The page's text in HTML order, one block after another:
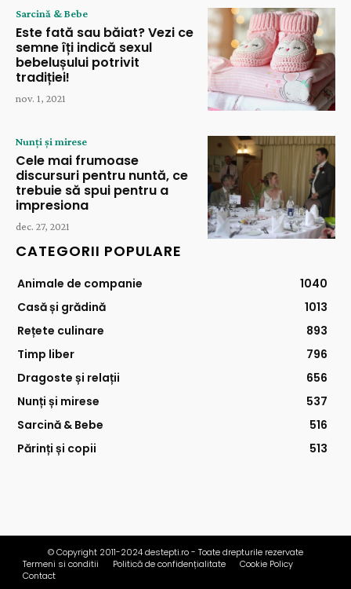
Sarcină & Bebe
Este fată sau băiat? Vezi ce
semne îți indică sexul
bebelușului potrivit
tradiției!
nov. 1, 2021
Nunți și mirese
Cele mai frumoase
discursuri pentru nuntă, ce
trebuie să spui pentru a
impresiona
dec. 27, 2021
CATEGORII POPULARE
Animale de companie
1040
Casă și grădină
1013
Rețete culinare
893
Timp liber
796
Dragoste și relații
656
Nunți și mirese
537
Sarcină & Bebe
516
Părinți și copii
513
© Copyright 2011-2024 destepti.ro - Toate drepturile rezervate
Termeni si conditii
Politică de confidențialitate
Cookie Policy
Contact